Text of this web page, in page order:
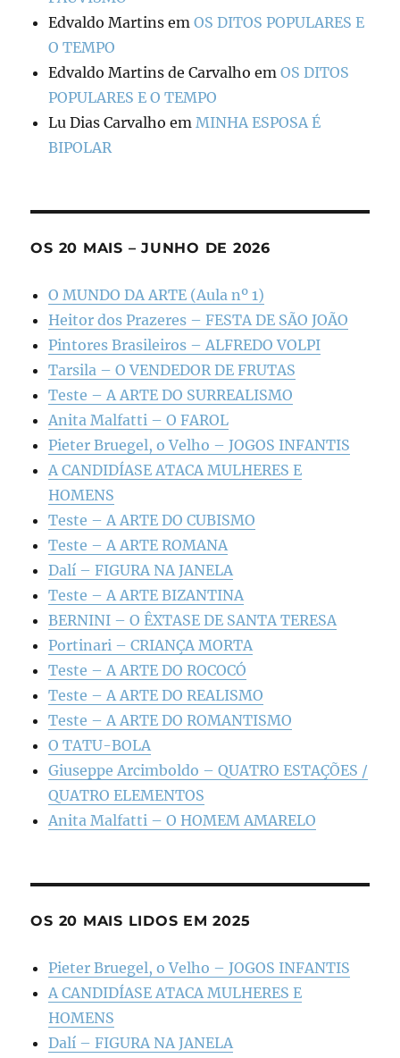
Edvaldo Martins emOS DITOS POPULARES E
O TEMPO
Edvaldo Martins de Carvalho emOS DITOS
POPULARES E O TEMPO
Lu Dias Carvalho emMINHA ESPOSA É
BIPOLAR
OS 20 MAIS – JUNHO DE 2026
O MUNDO DA ARTE (Aula nº 1)
Heitor dos Prazeres – FESTA DE SÃO JOÃO
Pintores Brasileiros – ALFREDO VOLPI
Tarsila – O VENDEDOR DE FRUTAS
Teste – A ARTE DO SURREALISMO
Anita Malfatti – O FAROL
Pieter Bruegel, o Velho – JOGOS INFANTIS
A CANDIDÍASE ATACA MULHERES E
HOMENS
Teste – A ARTE DO CUBISMO
Teste – A ARTE ROMANA
Dalí – FIGURA NA JANELA
Teste – A ARTE BIZANTINA
BERNINI – O ÊXTASE DE SANTA TERESA
Portinari – CRIANÇA MORTA
Teste – A ARTE DO ROCOCÓ
Teste – A ARTE DO REALISMO
Teste – A ARTE DO ROMANTISMO
O TATU-BOLA
Giuseppe Arcimboldo – QUATRO ESTAÇÕES /
QUATRO ELEMENTOS
Anita Malfatti – O HOMEM AMARELO
OS 20 MAIS LIDOS EM 2025
Pieter Bruegel, o Velho – JOGOS INFANTIS
A CANDIDÍASE ATACA MULHERES E
HOMENS
Dalí – FIGURA NA JANELA